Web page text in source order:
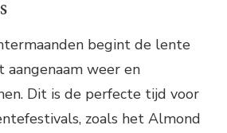
begint de lente
aangenaam weer en
Dit is de perfecte tijd voor
zoals het Almond